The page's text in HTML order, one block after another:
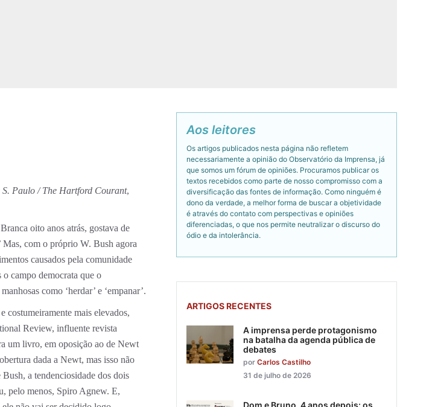
S. Paulo / The Hartford Courant,
oito anos atrás, gostava de
Mas, com o próprio W. Bush agora
causados pela comunidade
campo democrata que o
como ‘herdar’ e ‘empanar’.
costumeiramente mais elevados,
Review, influente revista
um livro, em oposição ao de Newt
dada a Newt, mas isso não
a tendenciosidade dos dois
pelo menos, Spiro Agnew. E,
Aos leitores
Os artigos publicados nesta página não refletem
necessariamente a opinião do Observatório da Imprensa, já
que somos um fórum de opiniões. Procuramos publicar os
textos recebidos como parte de nosso compromisso com a
diversificação das fontes de informação. Como ninguém é
dono da verdade, a melhor forma de buscar a objetividade
é através do contato com perspectivas e opiniões
diferenciadas, o que nos permite neutralizar o discurso do
ódio e da intolerância.
ARTIGOS RECENTES
A imprensa perde protagonismo
na batalha da agenda pública de
debates
por Carlos Castilho
31 de julho de 2026